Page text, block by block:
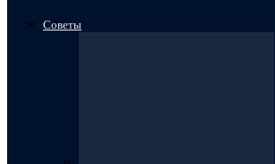
Советы